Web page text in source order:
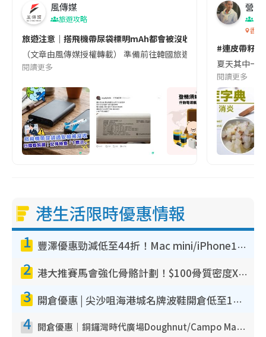
風傳媒
旅遊攻略
旅遊注意｜搭飛機帶尿袋標明mAh都會被沒收😱出發前切記檢查
（文章由風傳媒授權轉載） 準備前往韓國旅遊的民眾，近期要
閱讀更多
營養
香港
#連皮帶籽
夏天其中一
閱讀更多
港生活限時優惠情報
1 豐澤優惠勁減低至44折！Mac mini/iPhone17Pro大減價！廚房家電$220起
2 港大推賽馬會強化骨骼計劃！$100骨質密度X光檢查 完成免費運動訓練送超市禮券！附參加資格
3 開倉優惠 | 尖沙咀海港城名牌波鞋開倉低至1折！On鞋$899起／Joy&Peace鞋履$98起
4 開倉優惠｜銅鑼灣時代廣場Doughnut/Campo Marzio開倉低至1折！背囊、書包、手袋劈價$200起